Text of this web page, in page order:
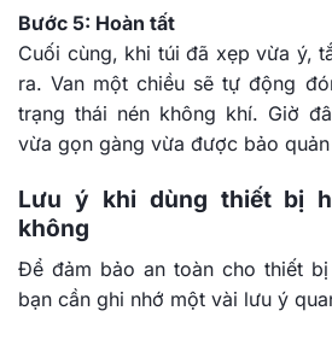
Bước 5: Hoàn tất
Cuối cùng, khi túi đã xẹp vừa ý,
ra. Van một chiều sẽ tự động
trạng thái nén không khí. Giờ
vừa gọn gàng vừa được bảo
Lưu ý khi dùng thiết bị
không
Để đảm bảo an toàn cho thiết
bạn cần ghi nhớ một vài lưu ý